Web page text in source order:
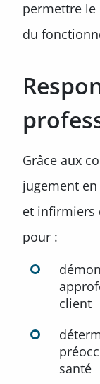
permettre
du
Grâce aux
jugement
et infirmiers
pour :
client
santé